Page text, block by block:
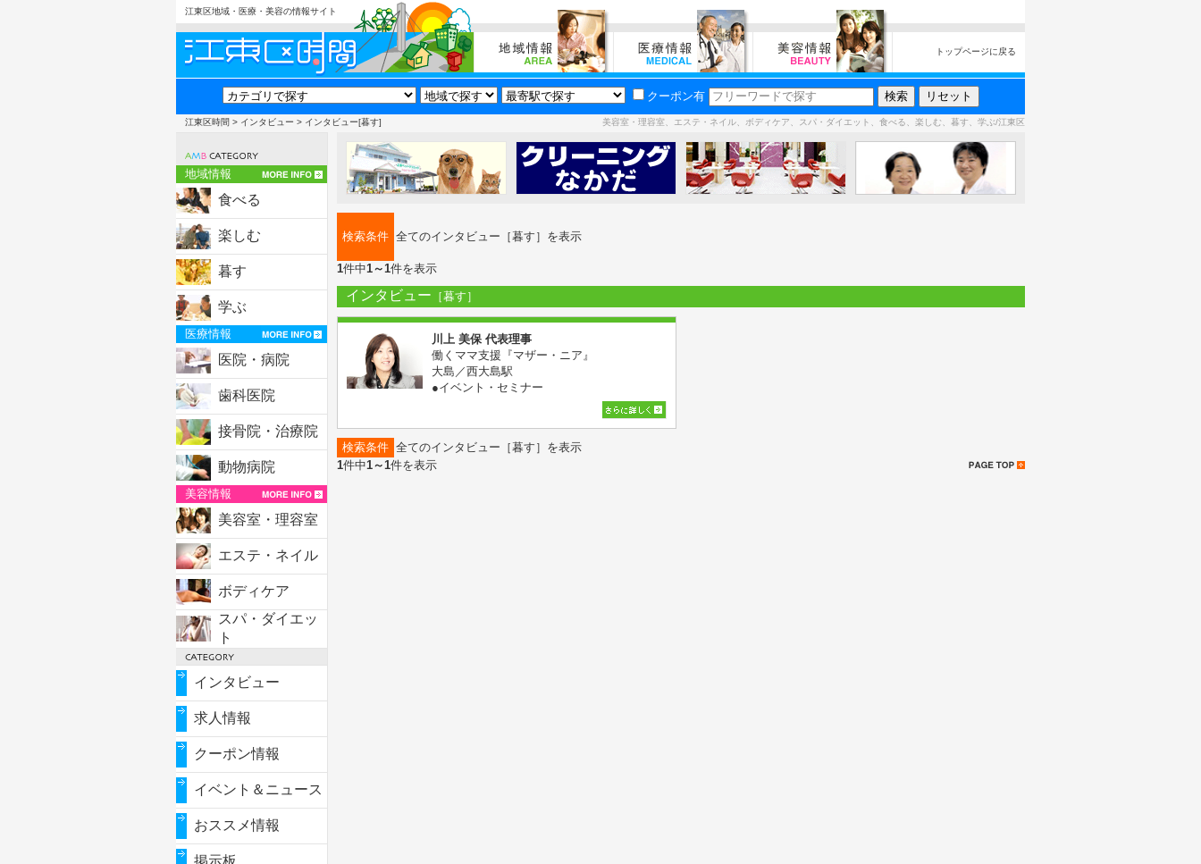
江東区地域・医療・美容の情報サイト
トップページに戻る
クーポン有
江東区時間 > インタビュー > インタビュー[暮す] 美容室・理容室、エステ・ネイル、ボディケア、スパ・ダイエット、食べる、楽しむ、暮す、学ぶ/江東区
地域情報
食べる
楽しむ
暮す
学ぶ
医療情報
医院・病院
歯科医院
接骨院・治療院
動物病院
美容情報
美容室・理容室
エステ・ネイル
ボディケア
スパ・ダイエッ
ト
インタビュー
求人情報
クーポン情報
イベント＆ニュース
おススメ情報
掲示板
検索条件 全てのインタビュー［暮す］を表示
1件中1～1件を表示
インタビュー ［暮す］
川上 美保 代表理事
働くママ支援『マザー・ニア』
大島／西大島駅
●イベント・セミナー
検索条件 全てのインタビュー［暮す］を表示
1件中1～1件を表示